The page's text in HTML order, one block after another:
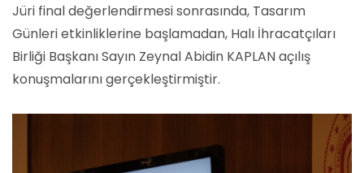
Jüri final değerlendirmesi sonrasında, Tasarım
Günleri etkinliklerine başlamadan, Halı İhracatçıları
Birliği Başkanı Sayın Zeynal Abidin KAPLAN açılış
konuşmalarını gerçekleştirmiştir.